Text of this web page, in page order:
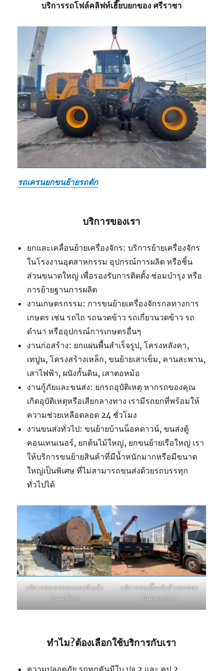
บริการรถโฟล์คลิฟท์เฮี๊ยบยกของ ศรีราชา
รถเครนยกขนย้ายรถตัก
บริการของเรา
ยกและเคลื่อนย้ายเครื่องจักร: บริการย้ายเครื่องจักร
ในโรงงานอุตสาหกรรม อุปกรณ์การผลิต หรือชิ้น
ส่วนขนาดใหญ่ เพื่อรองรับการติดตั้ง ซ่อมบำรุง หรือ
การย้ายฐานการผลิต
งานเกษตรกรรม: การขนย้ายเครื่องจักรกลทางการ
เกษตร เช่น รถไถ รถนวดข้าว รถเกี่ยวนวดข้าว รถ
ดำนา หรืออุปกรณ์การเกษตรอื่นๆ
งานก่อสร้าง: ยกแผ่นพื้นสำเร็จรูป, โครงหลังคา,
เทปูน, โครงสร้างเหล็ก, ขนย้ายเสาเข็ม, คานสะพาน,
เสาไฟฟ้า, ผนังกั้นดิน, เสาตอหม้อ
งานกู้ภัยและขนส่ง: ยกรถอุบัติเหตุ หากรถของคุณ
เกิดอุบัติเหตุหรือเสียกลางทาง เรามีรถยกที่พร้อมให้
ความช่วยเหลือตลอด 24 ชั่วโมง
งานขนส่งทั่วไป: ขนย้ายบ้านน็อคดาวน์, ขนส่งตู้
คอนเทนเนอร์, ยกต้นไม้ใหญ่, ยกขนย้ายเรือใหญ่ เรา
ให้บริการขนย้ายสินค้าที่มีน้ำหนักมากหรือมีขนาด
ใหญ่เป็นพิเศษ ที่ไม่สามารถขนส่งด้วยรถบรรทุก
ทั่วไปได้
บริการรถเครนยกแทงค์เหล็ก
ขนาดใหญ่
บริการรถเฮี๊ยบรับจ้างยกของ
ขนลงจากรถ
ทำไม?ต้องเลือกใช้บริการกับเรา